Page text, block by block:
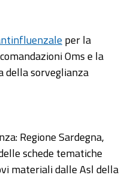
per la
Oms e la
della sorveglianza
Regione Sardegna,
schede tematiche
materiali dalle Asl della